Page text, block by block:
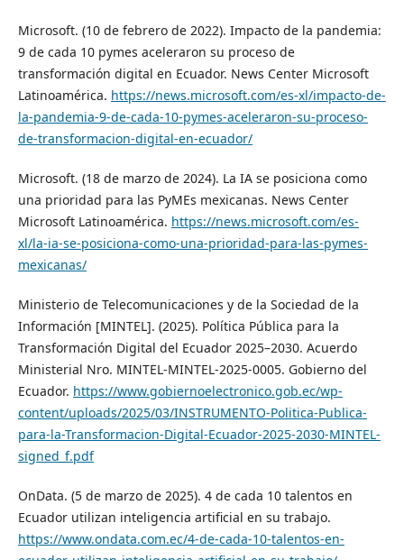
Microsoft. (10 de febrero de 2022). Impacto de la pandemia:
9 de cada 10 pymes aceleraron su proceso de
transformación digital en Ecuador. News Center Microsoft
Latinoamérica. https://news.microsoft.com/es-xl/impacto-de-
la-pandemia-9-de-cada-10-pymes-aceleraron-su-proceso-
de-transformacion-digital-en-ecuador/
Microsoft. (18 de marzo de 2024). La IA se posiciona como
una prioridad para las PyMEs mexicanas. News Center
Microsoft Latinoamérica. https://news.microsoft.com/es-
xl/la-ia-se-posiciona-como-una-prioridad-para-las-pymes-
mexicanas/
Ministerio de Telecomunicaciones y de la Sociedad de la
Información [MINTEL]. (2025). Política Pública para la
Transformación Digital del Ecuador 2025–2030. Acuerdo
Ministerial Nro. MINTEL-MINTEL-2025-0005. Gobierno del
Ecuador. https://www.gobiernoelectronico.gob.ec/wp-
content/uploads/2025/03/INSTRUMENTO-Politica-Publica-
para-la-Transformacion-Digital-Ecuador-2025-2030-MINTEL-
signed_f.pdf
OnData. (5 de marzo de 2025). 4 de cada 10 talentos en
Ecuador utilizan inteligencia artificial en su trabajo.
https://www.ondata.com.ec/4-de-cada-10-talentos-en-